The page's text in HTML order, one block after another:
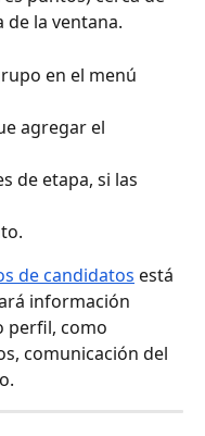
la ventana.
en el menú
agregar el
de etapa, si las
de candidatos está
información
perfil, como
comunicación del